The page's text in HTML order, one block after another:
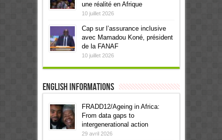
une réalité en Afrique
10 juillet 2026
Cap sur l’assurance inclusive
avec Mamadou Koné, président
de la FANAF
10 juillet 2026
English informations
FRADD12/Ageing in Africa:
From data gaps to
intergenerational action
29 avril 2026